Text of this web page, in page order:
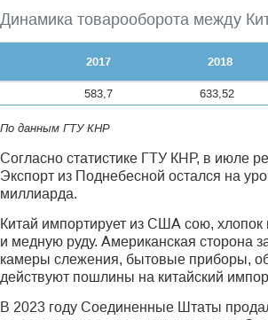
Динамика товарооборота между
2017 2018
583,7 633,52
По данным ГТУ КНР
Согласно статистике ГТУ КНР, в июле
Экспорт из Поднебесной остался на
миллиарда.
Китай импортирует из США сою,
и медную руду. Американская сторона
камеры слежения, бытовые приборы,
действуют пошлины на китайский
В 2023 году Соединенные Штаты